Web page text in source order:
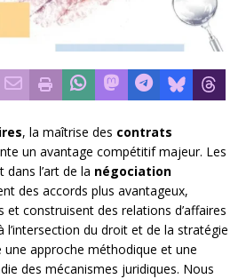
, la maîtrise des contrats
un avantage compétitif majeur. Les
l’art de la négociation
des accords plus avantageux,
et construisent des relations d’affaires
l’intersection du droit et de la stratégie
approche méthodique et une
des mécanismes juridiques. Nous